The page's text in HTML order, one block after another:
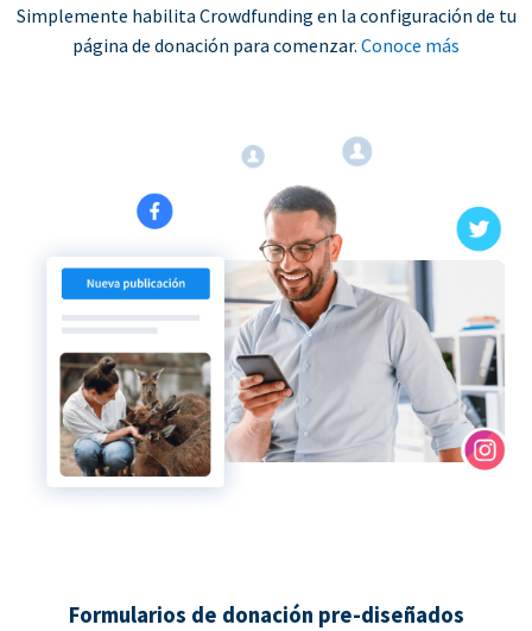
Simplemente habilita Crowdfunding en la configuración de tu
página de donación para comenzar. Conoce más
Formularios de donación pre-diseñados